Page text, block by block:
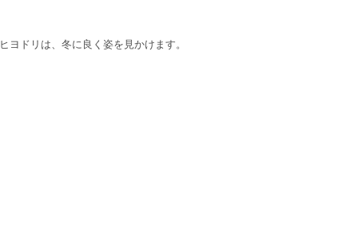
ドリは、冬に良く姿を見かけます。